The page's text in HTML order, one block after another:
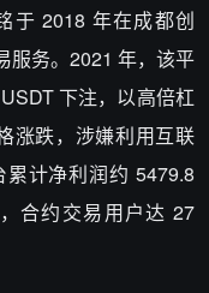
于 2018 年在成都创
服务。2021 年，该平
下注，以高倍杠
涨跌，涉嫌利用互联
计净利润约 5479.8
合约交易用户达 27